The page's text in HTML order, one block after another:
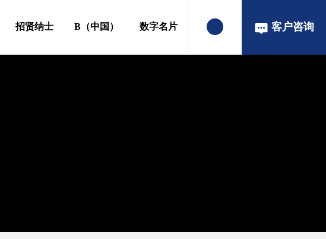
招贤纳士 B（中国） 数字名片 客户咨询